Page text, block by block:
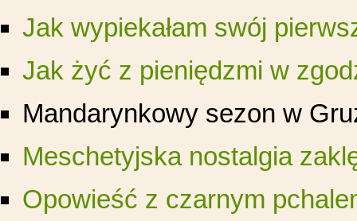
Jak wypiekałam swój
Jak żyć z pieniędzmi w
Mandarynkowy sezon w
Meschetyjska nostalgia
Opowieść z czarnym